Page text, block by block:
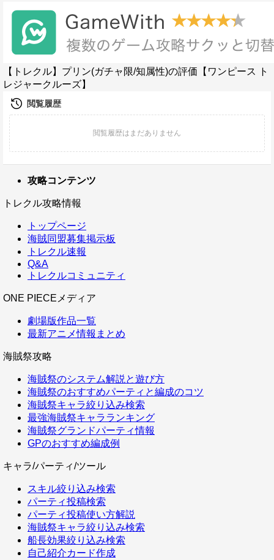
【トレクル】プリン(ガチャ限/知属性)の評価【ワンピース ト
レジャークルーズ】
攻略コンテンツ
トレクル攻略情報
トップページ
海賊同盟募集掲示板
トレクル速報
Q&A
トレクルコミュニティ
ONE PIECEメディア
劇場版作品一覧
最新アニメ情報まとめ
海賊祭攻略
海賊祭のシステム解説と遊び方
海賊祭のおすすめパーティと編成のコツ
海賊祭キャラ絞り込み検索
最強海賊祭キャラランキング
海賊祭グランドパーティ情報
GPのおすすめ編成例
キャラ/パーティ/ツール
スキル絞り込み検索
パーティ投稿検索
パーティ投稿使い方解説
海賊祭キャラ絞り込み検索
船長効果絞り込み検索
自己紹介カード作成